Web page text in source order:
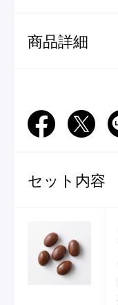
商品詳細
セット内容